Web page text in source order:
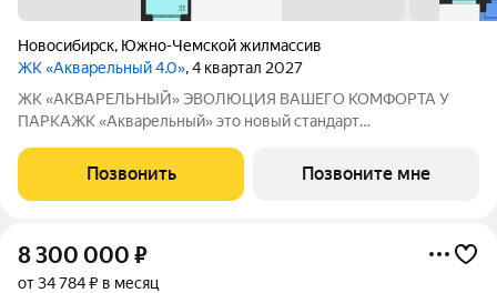
Новосибирск, Южно-Чемской жилмассив
ЖК «Акварельный 4.0», 4 квартал 2027
ЖК «АКВАРЕЛЬНЫЙ» ЭВОЛЮЦИЯ ВАШЕГО КОМФОРТА У
ПАРКАЖК «Акварельный» это новый стандарт
объединили заводскую точность конструкций, современную
архитектуру и уникальное расположение в экологически
Позвонить Позвоните мне
8 300 000 ₽
от 34 784 ₽ в месяц